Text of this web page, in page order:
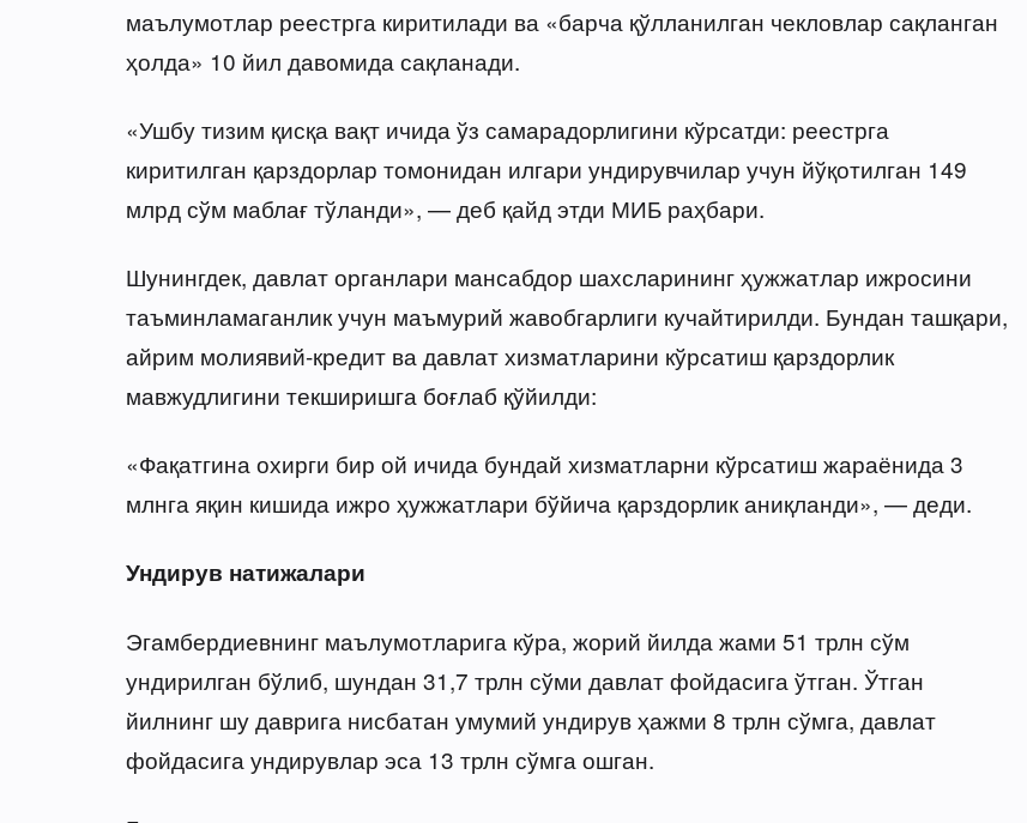
маълумотлар реестрга киритилади ва «барча қўлланилган чекловлар сақланган
ҳолда» 10 йил давомида сақланади.
«Ушбу тизим қисқа вақт ичида ўз самарадорлигини кўрсатди: реестрга
киритилган қарздорлар томонидан илгари ундирувчилар учун йўқотилган 149
млрд сўм маблағ тўланди», — деб қайд этди МИБ раҳбари.
Шунингдек, давлат органлари мансабдор шахсларининг ҳужжатлар ижросини
таъминламаганлик учун маъмурий жавобгарлиги кучайтирилди. Бундан ташқари,
айрим молиявий-кредит ва давлат хизматларини кўрсатиш қарздорлик
мавжудлигини текширишга боғлаб қўйилди:
«Фақатгина охирги бир ой ичида бундай хизматларни кўрсатиш жараёнида 3
млнга яқин кишида ижро ҳужжатлари бўйича қарздорлик аниқланди», — деди.
Ундирув натижалари
Эгамбердиевнинг маълумотларига кўра, жорий йилда жами 51 трлн сўм
ундирилган бўлиб, шундан 31,7 трлн сўми давлат фойдасига ўтган. Ўтган
йилнинг шу даврига нисбатан умумий ундирув ҳажми 8 трлн сўмга, давлат
фойдасига ундирувлар эса 13 трлн сўмга ошган.